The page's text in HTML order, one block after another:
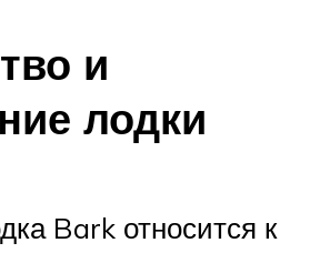
и
лодки
Bark относится к